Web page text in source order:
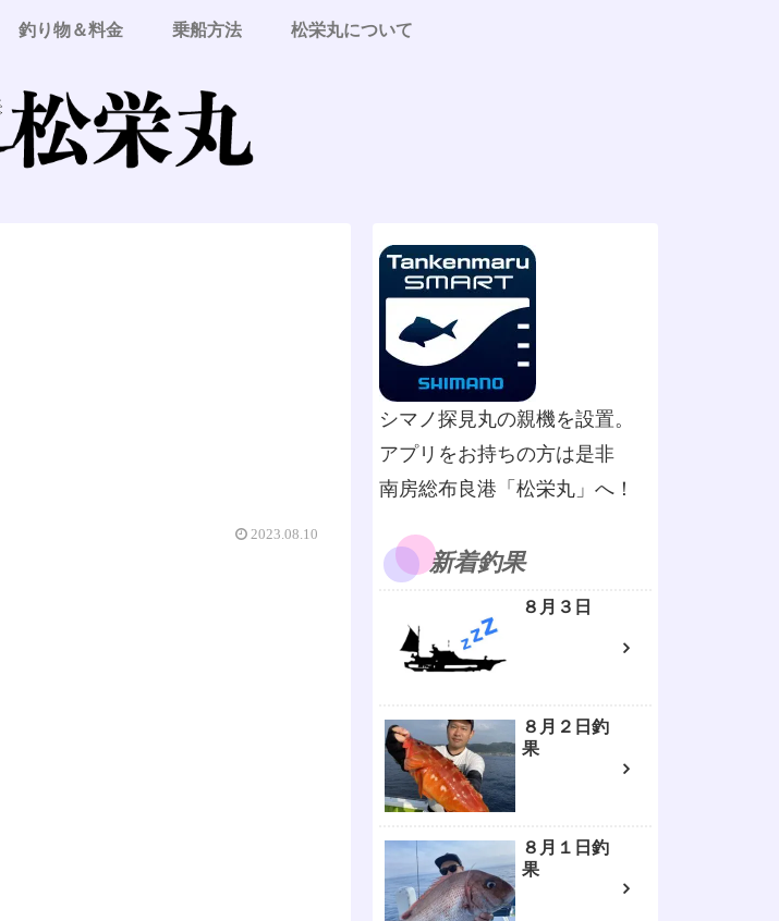
釣り物＆料金 乗船方法 松栄丸について
2023.08.10
シマノ探見丸の親機を設置。
アプリをお持ちの方は是非
南房総布良港「松栄丸」へ！
新着釣果
８月３日
８月２日釣
果
８月１日釣
果